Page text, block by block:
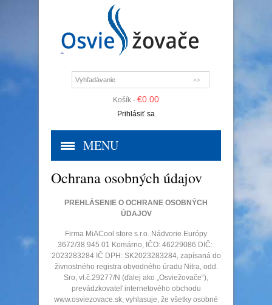
Košík - €0.00
Prihlásiť sa
MENU
Ochrana osobných údajov
PREHLÁSENIE O OCHRANE OSOBNÝCH
ÚDAJOV
Firma MiACool store s.r.o. Nádvorie Európy
3672/38 945 01 Komárno, IČO: 46229086 DIČ:
2023283284 IČ DPH: SK2023283284, zapísaná do
živnostného registra obvodného úradu Nitra, odd.
Sro, vl.č.29277/N (ďalej ako „Osviežovače“),
prevádzkovateľ internetového obchodu
www.osviezovace.sk, vyhlasuje, že všetky osobné